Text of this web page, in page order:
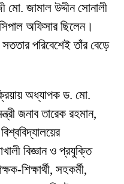
মো. জামাল উদ্দীন সোনালী
অফিসার ছিলেন।
পরিবেশেই তাঁর বেড়ে
অধ্যাপক ড. মো.
জনাব তারেক রহমান,
বিজ্ঞান ও প্রযুক্তি
শিক্ষার্থী, সহকর্মী,